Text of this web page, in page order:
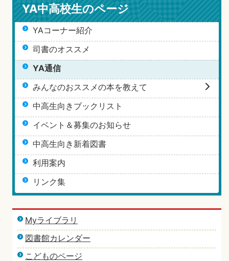
YA中高校生のページ
YAコーナー紹介
司書のオススメ
YA通信
みんなのおススメの本を教えて
中高生向きブックリスト
イベント＆募集のお知らせ
中高生向き新着図書
利用案内
リンク集
Myライブラリ
図書館カレンダー
こどものページ